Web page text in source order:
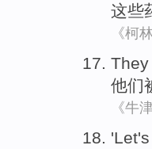
这些
《柯
They
他们
《牛
'Let's